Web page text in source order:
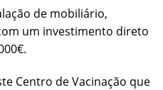
de mobiliário,
um investimento direto
Centro de Vacinação que